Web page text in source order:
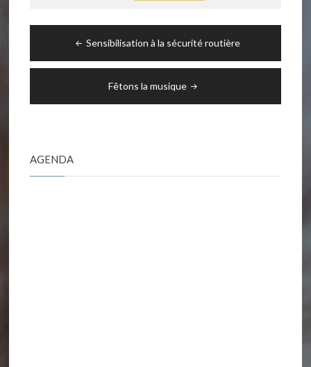
l’article
Sensibilisation à la sécurité routière
Fêtons la musique
AGENDA